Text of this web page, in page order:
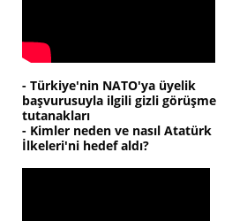
- Türkiye'nin NATO'ya üyelik
başvurusuyla ilgili gizli görüşme
tutanakları
- Kimler neden ve nasıl Atatürk
İlkeleri'ni hedef aldı?